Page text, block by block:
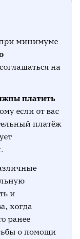
минимуме
на
платить
если от вас
платёж
и
когда
ранее
о помощи